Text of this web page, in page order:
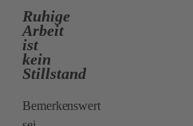
Ruhige
Arbeit
ist
kein
Stillstand
Bemerkenswert